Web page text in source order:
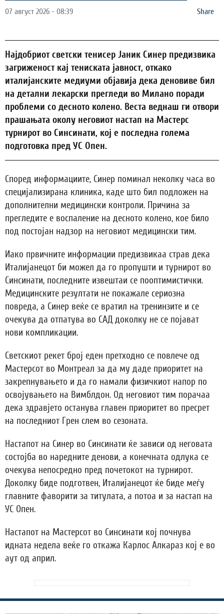
07 август 2026 - 08:39 Share
Најдобриот светски тенисер Јаник Синер предизвика
загриженост кај тениската јавност, откако
италијанските медиуми објавија дека деновиве бил
на детални лекарски прегледи во Милано поради
проблеми со десното колено. Веста веднаш ги отвори
прашањата околу неговиот настап на Мастерс
турнирот во Синсинати, кој е последна голема
подготовка пред УС Опен.
Според информациите, Синер поминал неколку часа во
специјализирана клиника, каде што бил подложен на
дополнителни медицински контроли. Причина за
прегледите е воспаление на десното колено, кое било
под постојан надзор на неговиот медицински тим.
Иако првичните информации предизвикаа страв дека
Италијанецот би можел да го пропушти и турнирот во
Синсинати, последните извештаи се пооптимистички.
Медицинските резултати не покажале сериозна
повреда, а Синер веќе се вратил на тренинзите и се
очекува да отпатува во САД доколку не се појават
нови компликации.
Светскиот рекет број еден претходно се повлече од
Мастерсот во Монтреал за да му даде приоритет на
закрепнувањето и да го намали физичкиот напор по
освојувањето на Вимблдон. Од неговиот тим порачаа
дека здравјето останува главен приоритет во пресрет
на последниот Грен слем во сезоната.
Настапот на Синер во Синсинати ќе зависи од неговата
состојба во наредните денови, а конечната одлука се
очекува непосредно пред почетокот на турнирот.
Доколку биде подготвен, Италијанецот ќе биде меѓу
главните фаворити за титулата, а потоа и за настап на
УС Опен.
Настапот на Мастерсот во Синсинати кој почнува
идната недела веќе го откажа Карлос Алкараз кој е во
аут од април.